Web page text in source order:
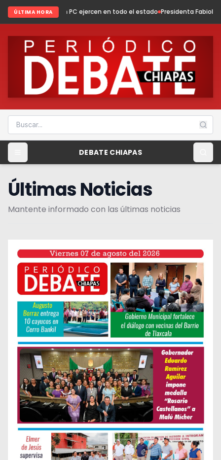
ÚLTIMA HORA
PC ejercen en todo el estado Presidenta Fabiola Ricci fortalece el
DEBATE CHIAPAS
Últimas Noticias
Mantente informado con las últimas noticias